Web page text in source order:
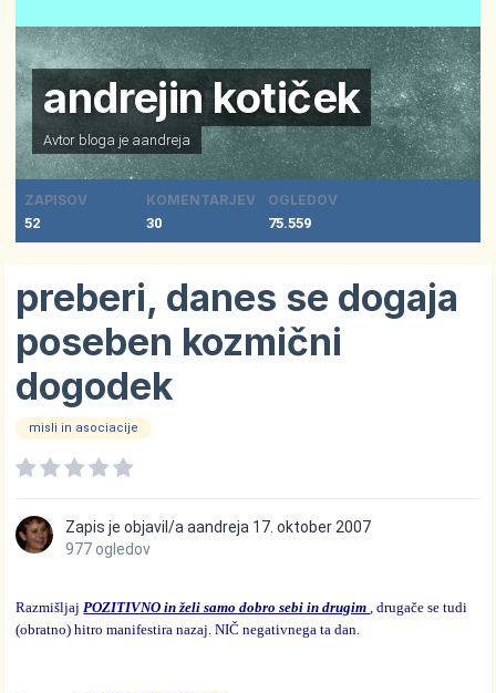
andrejin kotiček
Avtor bloga je aandreja
ZAPISOV
52
KOMENTARJEV
30
OGLEDOV
75.559
preberi, danes se dogaja
poseben kozmični
dogodek
misli in asociacije
Zapis je objavil/aaandreja 17. oktober 2007
977 ogledov
RazmišljajPOZITIVNO in želi samo dobro sebi in drugim, drugače se tudi
(obratno) hitro manifestira nazaj. NIČ negativnega ta dan.